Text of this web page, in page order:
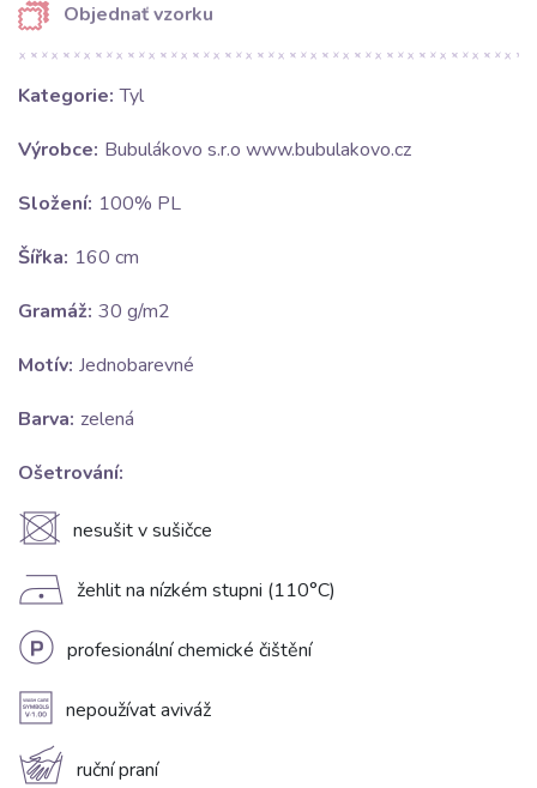
Objednať vzorku
Kategorie: Tyl
Výrobce: Bubulákovo s.r.o www.bubulakovo.cz
Složení: 100% PL
Šířka: 160 cm
Gramáž: 30 g/m2
Motív: Jednobarevné
Barva: zelená
Ošetrování:
U nesušit v sušičce
D žehlit na nízkém stupni (110°C)
L profesionální chemické čištění
A nepoužívat aviváž
c ruční praní